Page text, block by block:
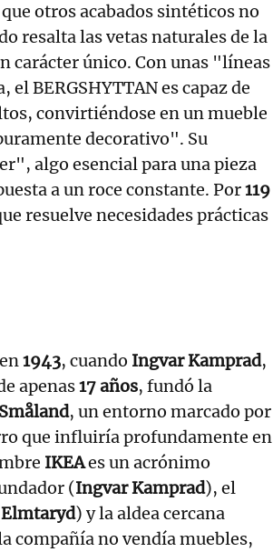
otros acabados sintéticos no
resalta las vetas naturales de la
carácter único. Con unas "líneas
BERGSHYTTAN es capaz de
convirtiéndose en un mueble
decorativo". Su
algo esencial para una pieza
a un roce constante. Por119
resuelve necesidades prácticas
1943, cuando Ingvar Kamprad,
apenas17 años, fundó la
Småland, un entorno marcado por
que influiría profundamente en
IKEAes un acrónimo
(Ingvar Kamprad), el
Elmtaryd) y la aldea cercana
compañía no vendía muebles,